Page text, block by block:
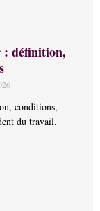
: définition,
conditions,
du travail.